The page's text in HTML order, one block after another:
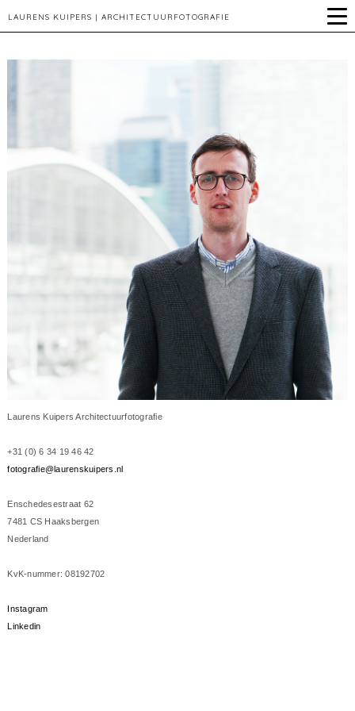
LAURENS KUIPERS | ARCHITECTUURFOTOGRAFIE
Laurens Kuipers Architectuurfotografie
+31 (0) 6 34 19 46 42
fotografie@laurenskuipers.nl
Enschedesestraat 62
7481 CS Haaksbergen
Nederland
KvK-nummer: 08192702
Instagram
Linkedin